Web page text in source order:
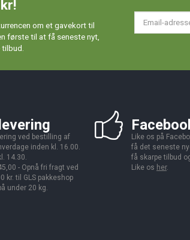
om et gavekort til
første til at få seneste nyt,
ved bestilling af
inden kl. 16.00.
14.30.
- Opnå fri fragt ved
kr. til GLS pakkeshop
under 20 kg.
Like os på
få det seneste
få skarpe tilbud
Like os her.